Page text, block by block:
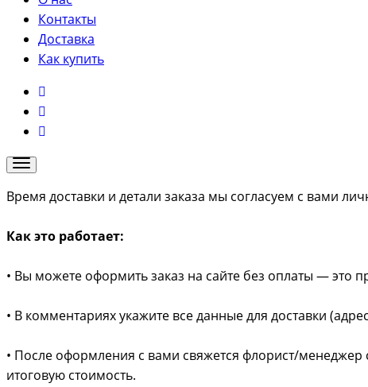
Контакты
Доставка
Как купить
Время доставки и детали заказа мы согласуем с вами
Как это работает:
• Вы можете оформить заказ на сайте без оплаты — это
• В комментариях укажите все данные для доставки
• После оформления с вами свяжется флорист/менеджер
итоговую стоимость.